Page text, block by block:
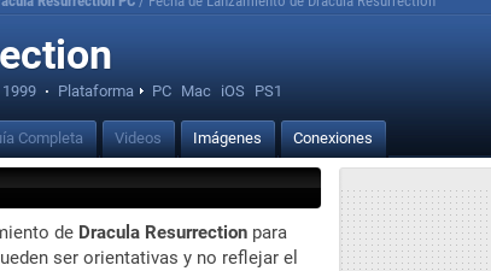
· Plataforma PC Mac iOS PS1
Completa Videos Imágenes Conexiones
de Dracula Resurrection para
ser orientativas y no reflejar el